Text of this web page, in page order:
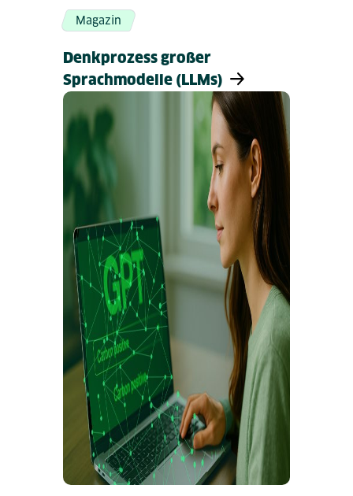
Magazin
Denkprozess großer
Sprachmodelle (LLMs)